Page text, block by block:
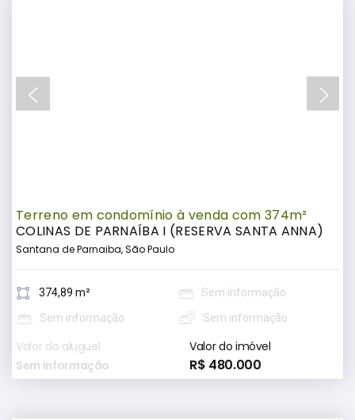
Terreno em condomínio à venda com 374m²
COLINAS DE PARNAÍBA I (RESERVA SANTA ANNA)
Santana de Parnaiba, São Paulo
374,89 m²
Sem informação
Sem informação
Sem informação
Valor do aluguel
Sem informação
Valor do imóvel
R$ 480.000